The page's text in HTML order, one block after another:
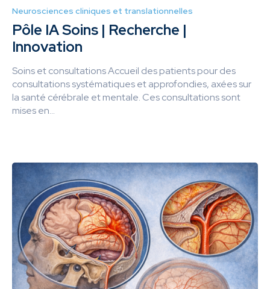
Neurosciences cliniques et translationnelles
Pôle IA Soins | Recherche |
Innovation
Soins et consultations Accueil des patients pour des
consultations systématiques et approfondies, axées sur
la santé cérébrale et mentale. Ces consultations sont
mises en...